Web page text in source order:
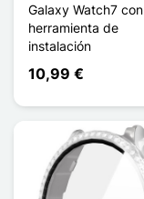
Galaxy Watch7 con
herramienta de
instalación
10,99 €